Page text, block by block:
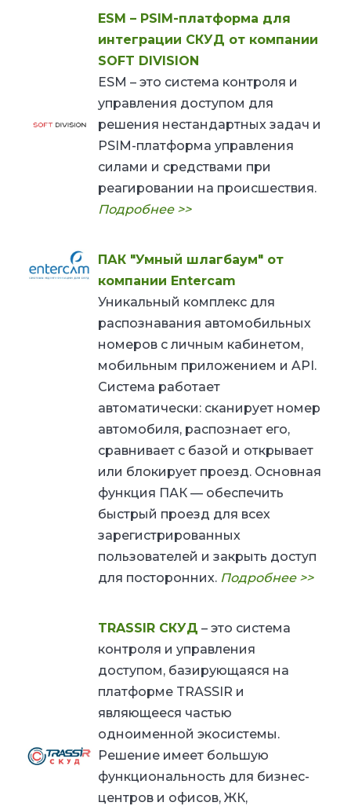
ESM – PSIM-платформа для
интеграции СКУД от компании
SOFT DIVISION
ESM – это система контроля и
управления доступом для
решения нестандартных задач и
PSIM-платформа управления
силами и средствами при
реагировании на происшествия.
Подробнее >>
ПАК "Умный шлагбаум" от
компании Entercam
Уникальный комплекс для
распознавания автомобильных
номеров с личным кабинетом,
мобильным приложением и API.
Система работает
автоматически: сканирует номер
автомобиля, распознает его,
сравнивает с базой и открывает
или блокирует проезд. Основная
функция ПАК — обеспечить
быстрый проезд для всех
зарегистрированных
пользователей и закрыть доступ
для посторонних. Подробнее >>
TRASSIR СКУД – это система
контроля и управления
доступом, базирующаяся на
платформе TRASSIR и
являющееся частью
одноименной экосистемы.
Решение имеет большую
функциональность для бизнес-
центров и офисов, ЖК,